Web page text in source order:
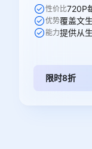
性价比720P
优势覆盖文
能力提供从
限时8折